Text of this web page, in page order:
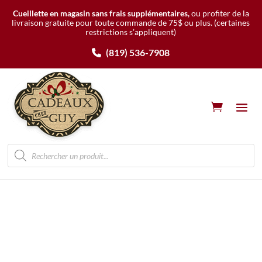
Cueillette en magasin sans frais supplémentaires,ou profiter de la
livraison gratuite pour toute commande de 75$ ou plus. (certaines
restrictions s’appliquent)
(819) 536-7908
Recherche
de
produits